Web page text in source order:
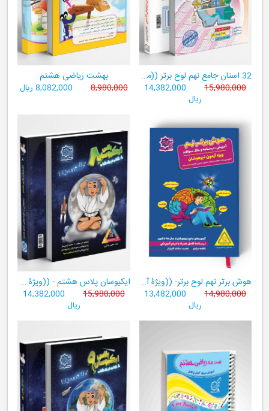
32 استان جامع نهم لوح برتر ((مجموعه آزمون‌های وروردی دبیرستان‌های نمونه‌دولتی 31 استان کشور+ فیلم‌های آموزشی +سامانۀ آزمون ساز آنلاین))
15,980,000
14,382,000
ریال
بهشت ریاضی هشتم
8,980,000 8,082,000 ریال
هوش برتر نهم لوح برتر- ((ویژۀ آزمون تیزهوشان پایۀ نهم+ فیلم آموزشی + سامانۀ آزمون‌ساز رایگان))
14,980,000
13,482,000
ریال
ایکیوسان پلاس هشتم - ((ویژۀ مدارس نمونه دولتی، تیزهوشان و سمپاد+ فیلم‌های آموزشی+سامانۀ آزمون‌ساز رایگان))
15,980,000
14,382,000
ریال